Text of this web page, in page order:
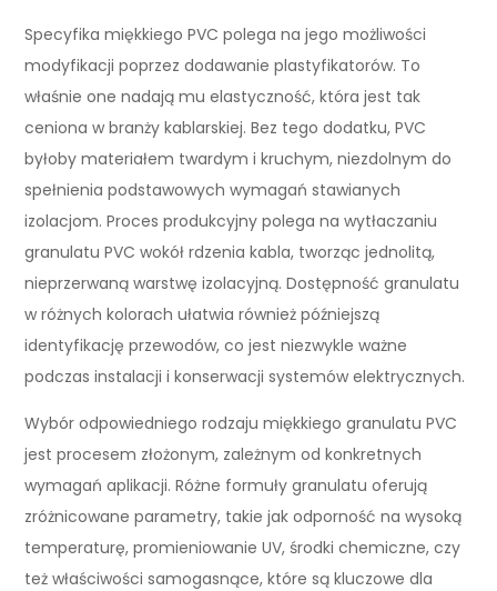
Specyfika miękkiego PVC polega na jego możliwości
modyfikacji poprzez dodawanie plastyfikatorów. To
właśnie one nadają mu elastyczność, która jest tak
ceniona w branży kablarskiej. Bez tego dodatku, PVC
byłoby materiałem twardym i kruchym, niezdolnym do
spełnienia podstawowych wymagań stawianych
izolacjom. Proces produkcyjny polega na wytłaczaniu
granulatu PVC wokół rdzenia kabla, tworząc jednolitą,
nieprzerwaną warstwę izolacyjną. Dostępność granulatu
w różnych kolorach ułatwia również późniejszą
identyfikację przewodów, co jest niezwykle ważne
podczas instalacji i konserwacji systemów elektrycznych.
Wybór odpowiedniego rodzaju miękkiego granulatu PVC
jest procesem złożonym, zależnym od konkretnych
wymagań aplikacji. Różne formuły granulatu oferują
zróżnicowane parametry, takie jak odporność na wysoką
temperaturę, promieniowanie UV, środki chemiczne, czy
też właściwości samogasnące, które są kluczowe dla